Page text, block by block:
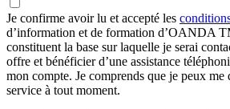
Je confirme avoir lu et accepté les
d’information et de formation d’OANDA
constituent la base sur laquelle je serai
offre et bénéficier d’une assistance
mon compte. Je comprends que je peux me
service à tout moment.